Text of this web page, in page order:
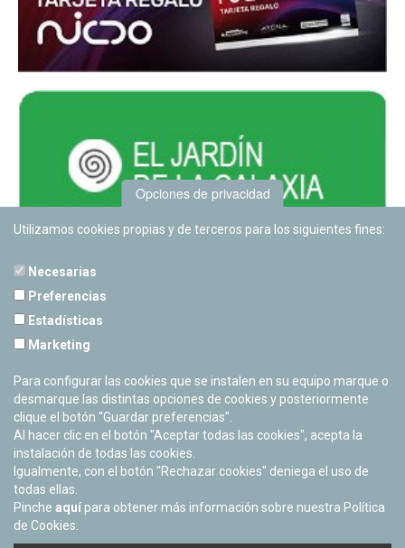
Cerrado Temporalmente
Opciones de privacidad
Utilizamos cookies propias y de terceros para los siguientes fines:
Necesarias
Preferencias
Estadísticas
Marketing
Para configurar las cookies que se instalen en su equipo marque o
desmarque las distintas opciones de cookies y posteriormente
clique el botón "Guardar preferencias".
Al hacer clic en el botón "Aceptar todas las cookies", acepta la
instalación de todas las cookies.
Igualmente, con el botón "Rechazar cookies" deniega el uso de
todas ellas.
Pinche aquí para obtener más información sobre nuestra Política
de Cookies.